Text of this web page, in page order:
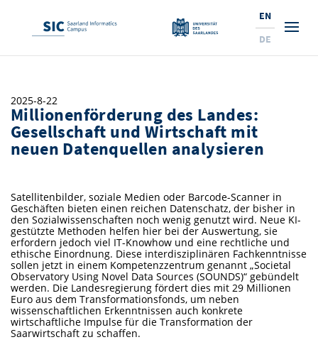
Prospective Students
Range of Courses
10 reasons for the SIC
New: International Study Programs
New at SIC?
Students
Courses and Contacts
Semester Dates and Exams
Examinations and Calendar
Guidance and Information
Doctoral Studies
Services and Support
Professors
Job Opportunities
Library
Study Scheduler
Research
Institutes and Topics
Ranking
Research Fields
Professors
Research Groups
Library
Doctoral Studies
Entrepreneurship and Investing
Job Opportunities
News
Prizes, Awards and Grants
Research Highlights
Dates, Lectures and Events
Corporate Relations
A Place for Innovation
Expertise at the SIC
Collaboration and Investment
Research Institutes
Selected Start-ups
News and Events
Research Highlights
Dates, Lectures and Events
Press Releases and News
IT Theme Nights
About Us
Saarland Informatics Campus
Location
Research Institutes
Ranking
Marketing & Public Relations
Press Review
Contact and Directions
EN
DE
2025-8-22
Millionenförderung des Landes:
Gesellschaft und Wirtschaft mit
neuen Datenquellen analysieren
Satellitenbilder, soziale Medien oder Barcode-Scanner in
Geschäften bieten einen reichen Datenschatz, der bisher in
den Sozialwissenschaften noch wenig genutzt wird. Neue KI-
gestützte Methoden helfen hier bei der Auswertung, sie
erfordern jedoch viel IT-Knowhow und eine rechtliche und
ethische Einordnung. Diese interdisziplinären Fachkenntnisse
sollen jetzt in einem Kompetenzzentrum genannt „Societal
Observatory Using Novel Data Sources (SOUNDS)“ gebündelt
werden. Die Landesregierung fördert dies mit 29 Millionen
Euro aus dem Transformationsfonds, um neben
wissenschaftlichen Erkenntnissen auch konkrete
wirtschaftliche Impulse für die Transformation der
Saarwirtschaft zu schaffen.